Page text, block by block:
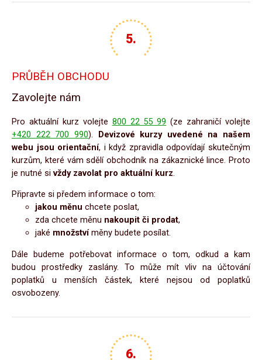
PRŮBĚH OBCHODU
Zavolejte nám
Pro aktuální kurz volejte 800 22 55 99 (ze zahraničí volejte
+420 222 700 990). Devizové kurzy uvedené na našem
webu jsou orientační, i když zpravidla odpovídají skutečným
kurzům, které vám sdělí obchodník na zákaznické lince. Proto
je nutné sivždy zavolat pro aktuální kurz.
Připravte si předem informace o tom:
jakou měnu chcete poslat,
zda chcete měnu nakoupit či prodat,
jaké množstvíměny budete posílat.
Dále budeme potřebovat informace o tom, odkud a kam
budou prostředky zaslány. To může mít vliv na účtování
poplatků u menších částek, které nejsou od poplatků
osvobozeny.